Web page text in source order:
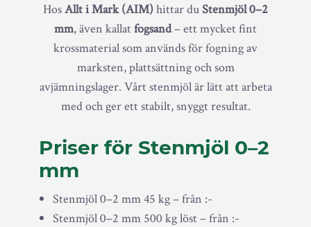
HosAllt i Mark (AIM) hittar duStenmjöl 0–2
mm, även kallatfogsand– ett mycket fint
krossmaterial som används för fogning av
marksten, plattsättning och som
avjämningslager. Vårt stenmjöl är lätt att arbeta
med och ger ett stabilt, snyggt resultat.
Priser för Stenmjöl 0–2
mm
Stenmjöl 0–2 mm 45 kg – från :-
Stenmjöl 0–2 mm 500 kg löst – från :-